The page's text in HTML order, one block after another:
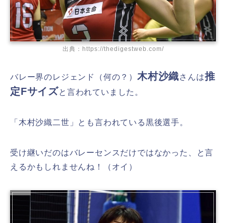
出典：https://thedigestweb.com/
バレー界のレジェンド（何の？） 木村沙織さんは推
定Fサイズと言われていました。
「木村沙織二世 」とも言われている黒後選手。
受け継いだのはバレーセンスだけではなかった、と言
えるかもしれませんね！（オイ）